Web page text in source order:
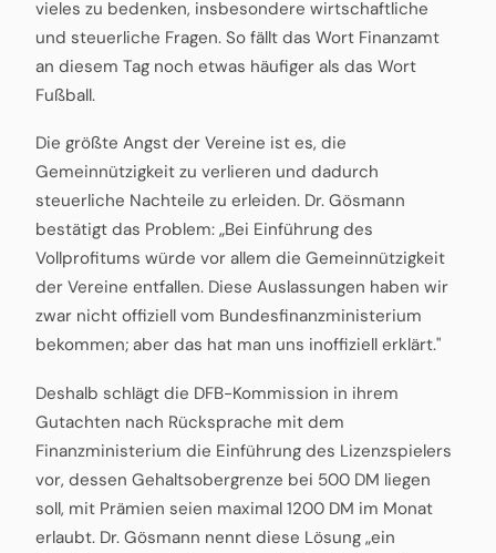
vieles zu bedenken, insbesondere wirtschaftliche
und steuerliche Fragen. So fällt das Wort Finanzamt
an diesem Tag noch etwas häufiger als das Wort
Fußball.
Die größte Angst der Vereine ist es, die
Gemeinnützigkeit zu verlieren und dadurch
steuerliche Nachteile zu erleiden. Dr. Gösmann
bestätigt das Problem: „Bei Einführung des
Vollprofitums würde vor allem die Gemeinnützigkeit
der Vereine entfallen. Diese Auslassungen haben wir
zwar nicht offiziell vom Bundesfinanzministerium
bekommen; aber das hat man uns inoffiziell erklärt."
Deshalb schlägt die DFB-Kommission in ihrem
Gutachten nach Rücksprache mit dem
Finanzministerium die Einführung des Lizenzspielers
vor, dessen Gehaltsobergrenze bei 500 DM liegen
soll, mit Prämien seien maximal 1200 DM im Monat
erlaubt. Dr. Gösmann nennt diese Lösung „ein